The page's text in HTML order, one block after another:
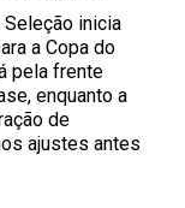
inicia
a Copa do
pela frente
enquanto a
de
ajustes antes